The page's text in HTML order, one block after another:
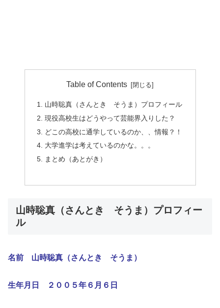
Table of Contents
山時聡真（さんとき そうま）プロフィール
現役高校生はどうやって芸能界入りした？
どこの高校に通学しているのか、、情報？！
大学進学は考えているのかな。。。
まとめ（あとがき）
山時聡真（さんとき そうま）プロフィー
ル
名前 山時聡真（さんとき そうま）
生年月日 ２００５年６月６日